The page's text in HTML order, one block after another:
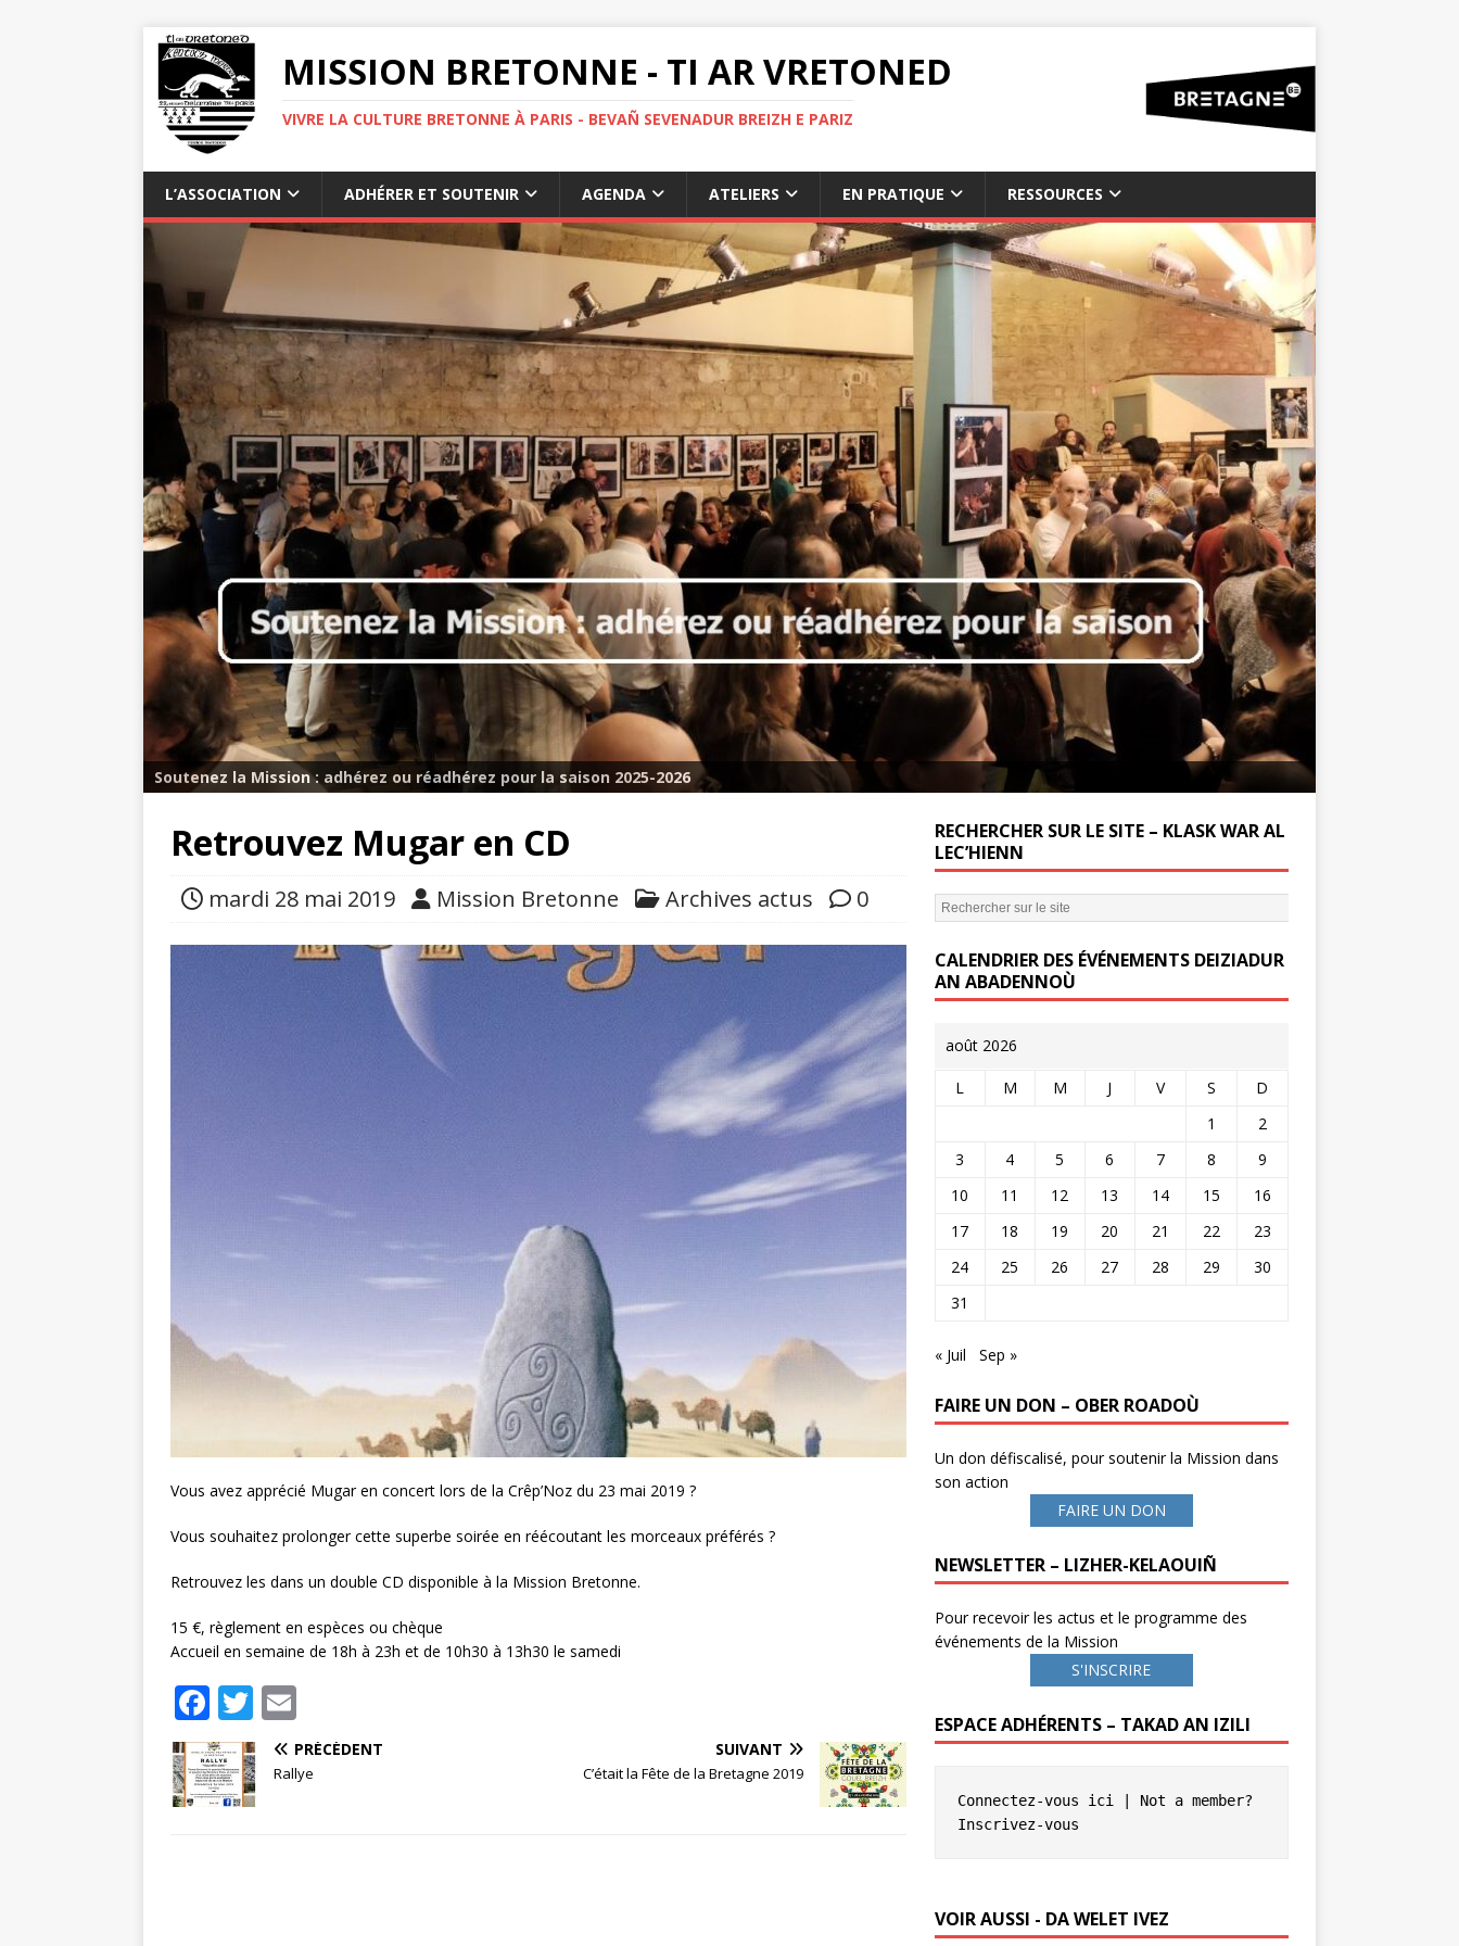
MISSION BRETONNE - TI AR VRETONED
VIVRE LA CULTURE BRETONNE À PARIS - BEVAÑ SEVENADUR BREIZH E PARIZ
L’ASSOCIATION ADHÉRER ET SOUTENIR AGENDA ATELIERS EN PRATIQUE RESSOURCES
Soutenez la Mission : adhérez ou réadhérez pour la saison 2025-2026
Retrouvez Mugar en CD
mardi 28 mai 2019 Mission Bretonne Archives actus 0
Vous avez apprécié Mugar en concert lors de la Crêp’Noz du 23 mai 2019 ?
Vous souhaitez prolonger cette superbe soirée en réécoutant les morceaux préférés ?
Retrouvez les dans un double CD disponible à la Mission Bretonne.
15 €, règlement en espèces ou chèque
Accueil en semaine de 18h à 23h et de 10h30 à 13h30 le samedi
F
a
c
e
T
w
it
te
m
ai
PRÉCÉDENT
Rallye
SUIVANT
C’était la Fête de la Bretagne 2019
RECHERCHER SUR LE SITE – KLASK WAR AL
LEC’HIENN
CALENDRIER DES ÉVÉNEMENTS DEIZIADUR
AN ABADENNOÙ
août 2026
L M M J V S
D
1
2
3
4 5 6 7 8
9
10
11 12 13 14 15
16
17
18 19 20 21 22
23
24
25 26 27 28 29
30
31
« Juil Sep »
FAIRE UN DON – OBER ROADOÙ
Un don défiscalisé, pour soutenir la Mission dans
son action
FAIRE UN DON
NEWSLETTER – LIZHER-KELAOUIÑ
Pour recevoir les actus et le programme des
événements de la Mission
S'INSCRIRE
ESPACE ADHÉRENTS – TAKAD AN IZILI
Connectez-vous ici
Inscrivez-vous
VOIR AUSSI - DA WELET IVEZ